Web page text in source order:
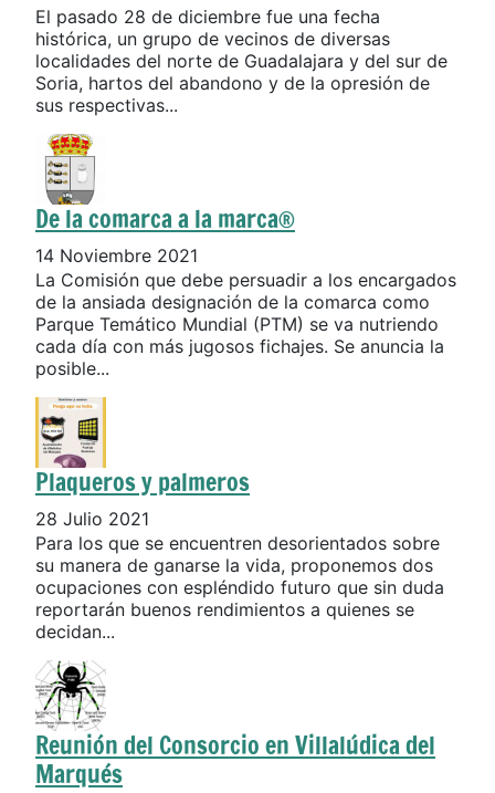
El pasado 28 de diciembre fue una fecha
histórica, un grupo de vecinos de diversas
localidades del norte de Guadalajara y del sur de
Soria, hartos del abandono y de la opresión de
sus respectivas...
De la comarca a la marca®
14 Noviembre 2021
La Comisión que debe persuadir a los encargados
de la ansiada designación de la comarca como
Parque Temático Mundial (PTM) se va nutriendo
cada día con más jugosos fichajes. Se anuncia la
posible...
Plaqueros y palmeros
28 Julio 2021
Para los que se encuentren desorientados sobre
su manera de ganarse la vida, proponemos dos
ocupaciones con espléndido futuro que sin duda
reportarán buenos rendimientos a quienes se
decidan...
Reunión del Consorcio en Villalúdica del
Marqués